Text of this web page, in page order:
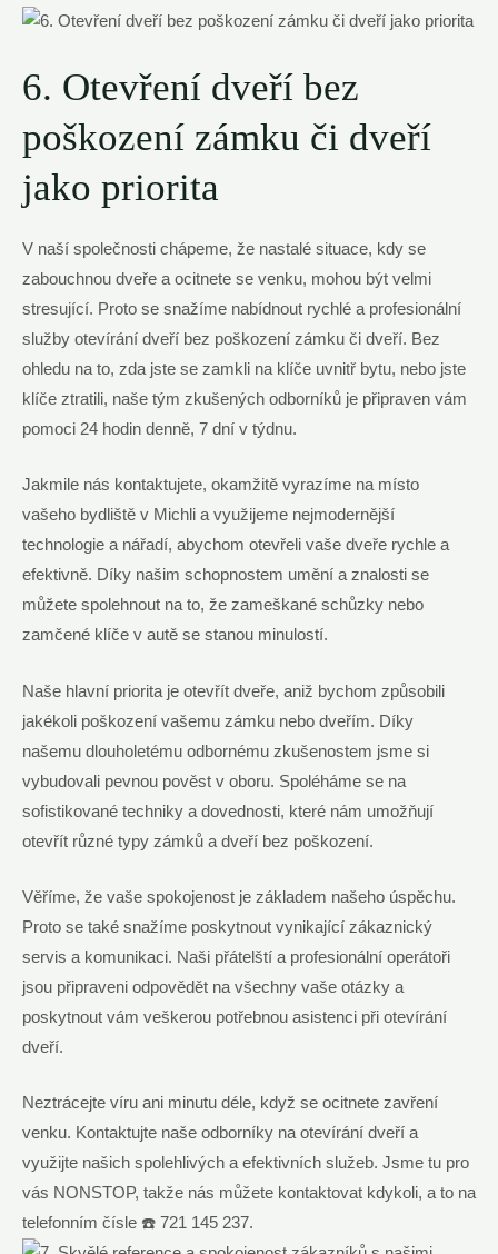
6. Otevření dveří bez
poškození zámku či dveří
jako priorita
V naší společnosti chápeme, že nastalé situace, kdy se
zabouchnou dveře a ocitnete se venku, mohou být velmi
stresující. Proto se snažíme nabídnout rychlé a profesionální
služby otevírání dveří bez poškození zámku či dveří. Bez
ohledu na to, zda jste se zamkli na klíče uvnitř bytu, nebo jste
klíče ztratili, naše tým zkušených odborníků je připraven vám
pomoci 24 hodin denně, 7 dní v týdnu.
Jakmile nás kontaktujete, okamžitě vyrazíme na místo
vašeho bydliště v Michli a využijeme nejmodernější
technologie a nářadí, abychom otevřeli vaše dveře rychle a
efektivně. Díky našim schopnostem umění a znalosti se
můžete spolehnout na to, že zameškané schůzky nebo
zamčené klíče v autě se stanou minulostí.
Naše hlavní priorita je otevřít dveře, aniž bychom způsobili
jakékoli poškození vašemu zámku nebo dveřím. Díky
našemu dlouholetému odbornému zkušenostem jsme si
vybudovali pevnou pověst v oboru. Spoléháme se na
sofistikované techniky a dovednosti, které nám umožňují
otevřít různé typy zámků a dveří bez poškození.
Věříme, že vaše spokojenost je základem našeho úspěchu.
Proto se také snažíme poskytnout vynikající zákaznický
servis a komunikaci. Naši přátelští a profesionální operátoři
jsou připraveni odpovědět na všechny vaše otázky a
poskytnout vám veškerou potřebnou asistenci při otevírání
dveří.
Neztrácejte víru ani minutu déle, když se ocitnete zavření
venku. Kontaktujte naše odborníky na otevírání dveří a
využijte našich spolehlivých a efektivních služeb. Jsme tu pro
vás NONSTOP, takže nás můžete kontaktovat kdykoli, a to na
telefonním čísle ☎️ 721 145 237.